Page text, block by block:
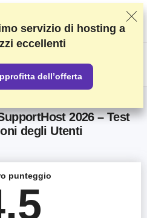
e ricerche rigorosi, ma teniamo
e i nostri accordi commerciali con
link di affiliazione.Informativa
US$
2026 – Test
degli Utenti
punteggio
servizio di hosting a
eccellenti
dell’offerta